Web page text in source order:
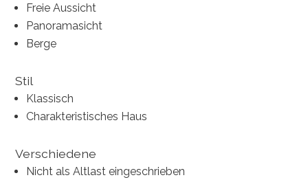
Freie Aussicht
Panoramasicht
Berge
Stil
Klassisch
Charakteristisches Haus
Verschiedene
Nicht als Altlast eingeschrieben